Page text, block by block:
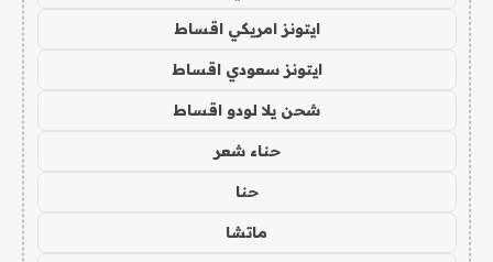
ايتونز امريكي اقساط
ايتونز سعودي اقساط
شحن يلا لودو اقساط
حناء شعر
حنا
ماتشا